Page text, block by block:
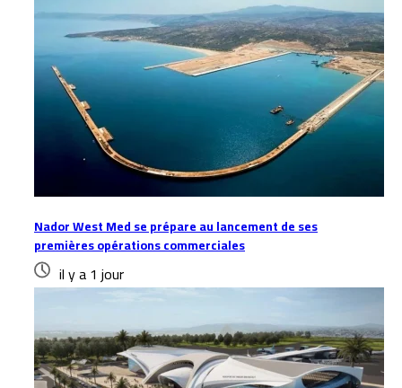
Nador West Med se prépare au lancement de ses
premières opérations commerciales
il y a 1 jour